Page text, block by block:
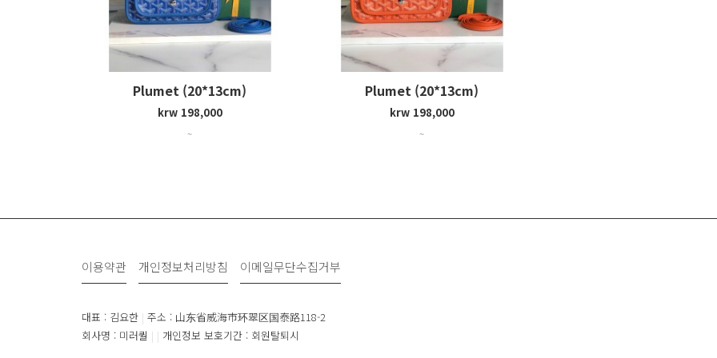
Plumet (20*13cm)
krw 198,000
~
Plumet (20*13cm)
krw 198,000
~
이용약관 개인정보처리방침 이메일무단수집거부
대표 : 김요한 | 주소 : 山东省威海市环翠区国泰路118-2
회사명 : 미러퀄 | | 개인정보 보호기간 : 회원탈퇴시